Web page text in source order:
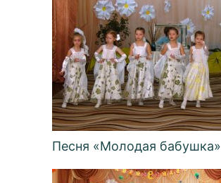
Песня «Молодая бабушка»